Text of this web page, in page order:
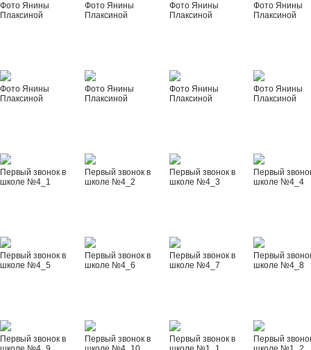
Фото Янины
Плаксиной
Фото Янины
Плаксиной
Фото Янины
Плаксиной
Фото Янины
Плаксиной
Фото Янины
Плаксиной
Фото Янины
Плаксиной
Фото Янины
Плаксиной
Фото Янины
Плаксиной
Первый звонок в
школе №4_1
Первый звонок в
школе №4_2
Первый звонок в
школе №4_3
Первый
школе №4_4
Первый звонок в
школе №4_5
Первый звонок в
школе №4_6
Первый звонок в
школе №4_7
Первый
школе №4_8
Первый звонок в
Первый звонок в
Первый звонок в
Первый